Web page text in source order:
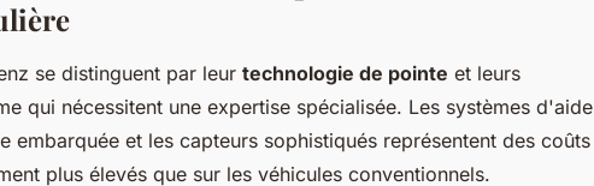
se distinguent par leur technologie de pointe et leurs
qui nécessitent une expertise spécialisée. Les systèmes d'aide
embarquée et les capteurs sophistiqués représentent des coûts
plus élevés que sur les véhicules conventionnels.